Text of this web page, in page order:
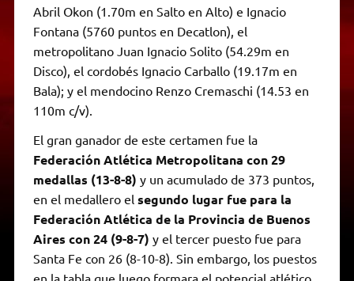
Abril Okon (1.70m en Salto en Alto) e Ignacio
Fontana (5760 puntos en Decatlon), el
metropolitano Juan Ignacio Solito (54.29m en
Disco), el cordobés Ignacio Carballo (19.17m en
Bala); y el mendocino Renzo Cremaschi (14.53 en
110m c/v).
El gran ganador de este certamen fue la
Federación Atlética Metropolitana con 29
medallas (13-8-8) y un acumulado de 373 puntos,
en el medallero el segundo lugar fue para la
Federación Atlética de la Provincia de Buenos
Aires con 24 (9-8-7) y el tercer puesto fue para
Santa Fe con 26 (8-10-8). Sin embargo, los puestos
en la tabla que luego formara el potencial atlético